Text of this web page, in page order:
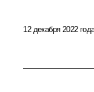
12 декабря 2022